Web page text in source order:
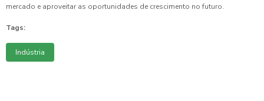
mercado e aproveitar as oportunidades de crescimento no futuro.
Tags:
Indústria